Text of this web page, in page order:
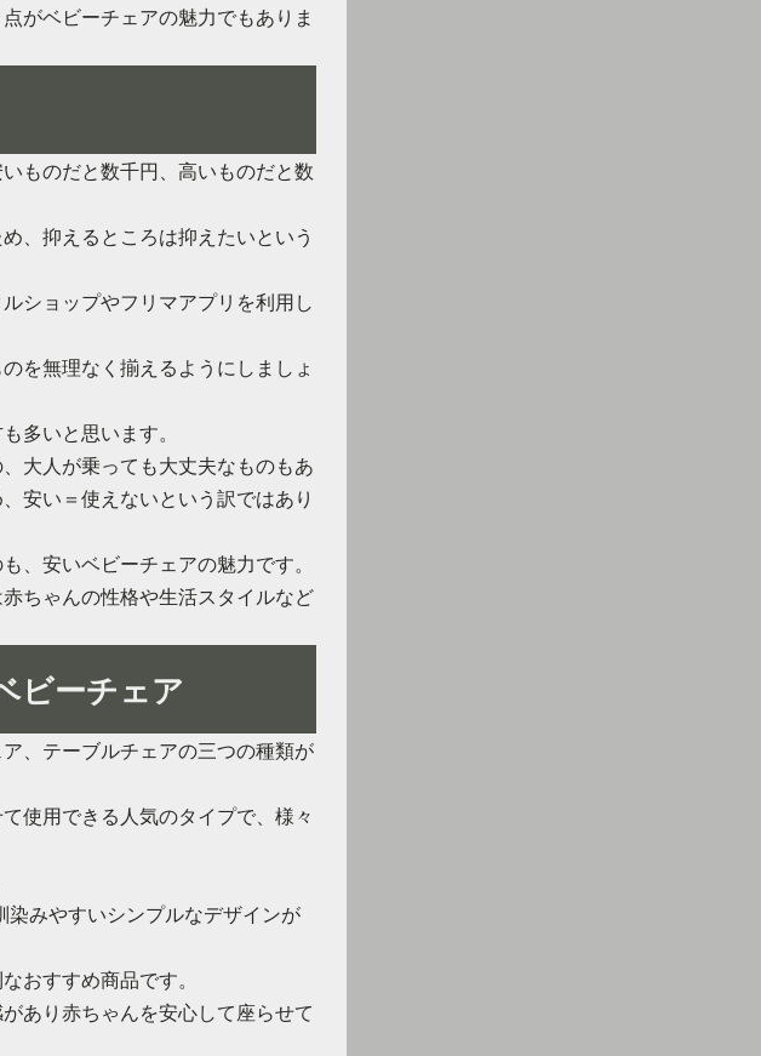
がベビーチェアの魅力でもありま
ものだと数千円、高いものだと数
、抑えるところは抑えたいという
ショップやフリマアプリを利用し
を無理なく揃えるようにしましょ
多いと思います。
大人が乗っても大丈夫なものもあ
安い＝使えないという訳ではあり
、安いベビーチェアの魅力です。
ちゃんの性格や生活スタイルなど
ビーチェア
、テーブルチェアの三つの種類が
使用できる人気のタイプで、様々
みやすいシンプルなデザインが
おすすめ商品です。
あり赤ちゃんを安心して座らせて